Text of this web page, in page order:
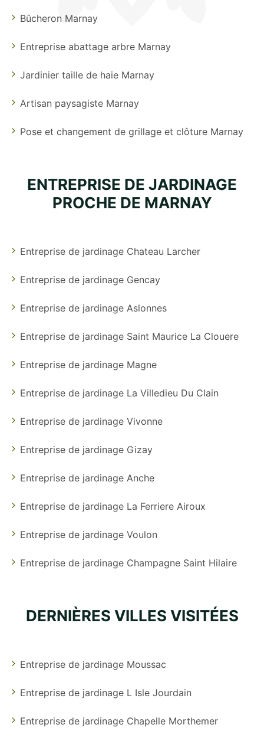
Bûcheron Marnay
Entreprise abattage arbre Marnay
Jardinier taille de haie Marnay
Artisan paysagiste Marnay
Pose et changement de grillage et clôture Marnay
ENTREPRISE DE JARDINAGE
PROCHE DE MARNAY
Entreprise de jardinage Chateau Larcher
Entreprise de jardinage Gencay
Entreprise de jardinage Aslonnes
Entreprise de jardinage Saint Maurice La Clouere
Entreprise de jardinage Magne
Entreprise de jardinage La Villedieu Du Clain
Entreprise de jardinage Vivonne
Entreprise de jardinage Gizay
Entreprise de jardinage Anche
Entreprise de jardinage La Ferriere Airoux
Entreprise de jardinage Voulon
Entreprise de jardinage Champagne Saint Hilaire
DERNIÈRES VILLES VISITÉES
Entreprise de jardinage Moussac
Entreprise de jardinage L Isle Jourdain
Entreprise de jardinage Chapelle Morthemer